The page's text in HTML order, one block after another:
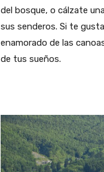
del bosque, o cálzate
sus senderos. Si te
enamorado de las
de tus sueños.